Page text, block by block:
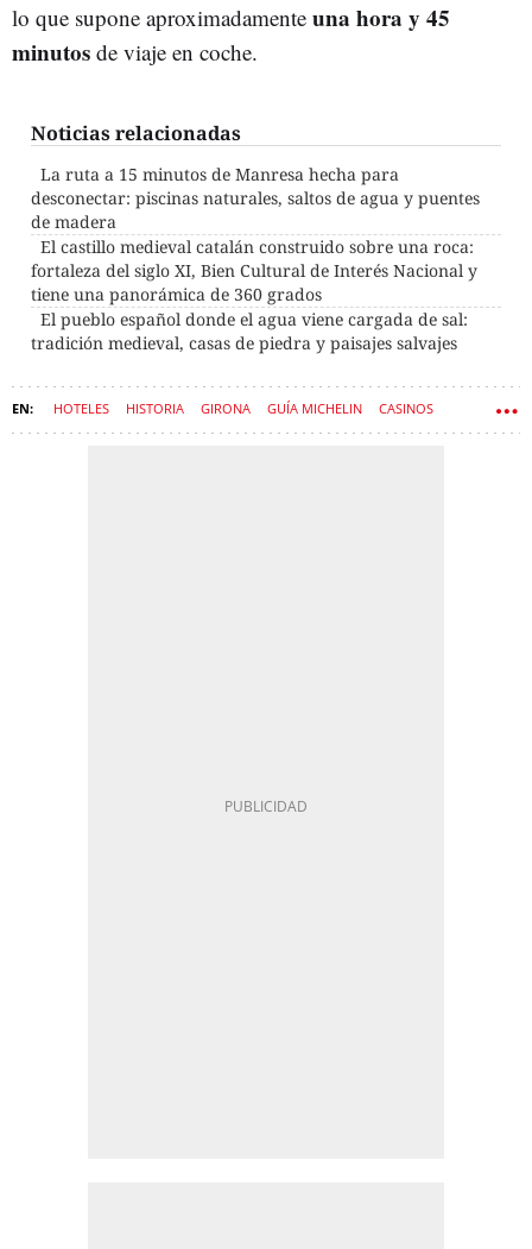
lo que supone aproximadamente una hora y 45
minutos de viaje en coche.
Noticias relacionadas
La ruta a 15 minutos de Manresa hecha para
desconectar: piscinas naturales, saltos de agua y puentes
de madera
El castillo medieval catalán construido sobre una roca:
fortaleza del siglo XI, Bien Cultural de Interés Nacional y
tiene una panorámica de 360 grados
El pueblo español donde el agua viene cargada de sal:
tradición medieval, casas de piedra y paisajes salvajes
HOTELES HISTORIA GIRONA GUÍA MICHELIN CASINOS